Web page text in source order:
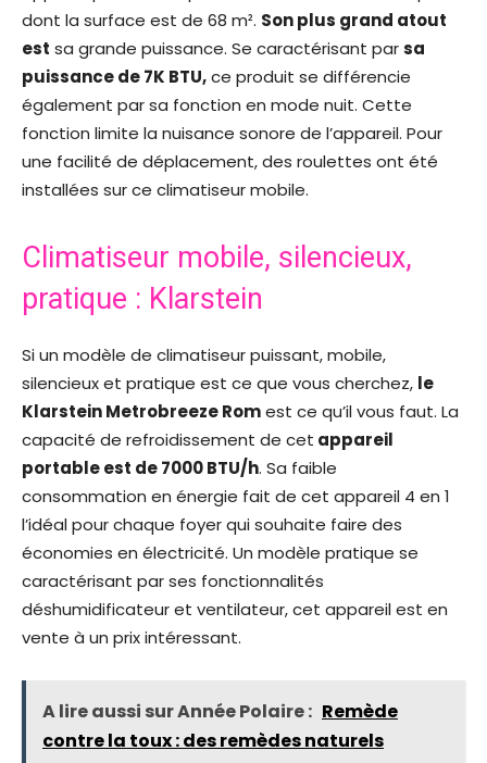
dont la surface est de 68 m². Son plus grand atout
est sa grande puissance. Se caractérisant parsa
puissance de 7K BTU,ce produit se différencie
également par sa fonction en mode nuit. Cette
fonction limite la nuisance sonore de l’appareil. Pour
une facilité de déplacement, des roulettes ont été
installées sur ce climatiseur mobile.
Climatiseur mobile, silencieux,
pratique : Klarstein
Si un modèle de climatiseur puissant, mobile,
silencieux et pratique est ce que vous cherchez, le
Klarstein Metrobreeze Romest ce qu’il vous faut. La
capacité de refroidissement de cet appareil
portable est de 7000 BTU/h. Sa faible
consommation en énergie fait de cet appareil 4 en 1
l’idéal pour chaque foyer qui souhaite faire des
économies en électricité. Un modèle pratique se
caractérisant par ses fonctionnalités
déshumidificateur et ventilateur, cet appareil est en
vente à un prix intéressant.
A lire aussi sur Année Polaire : Remède
contre la toux : des remèdes naturels